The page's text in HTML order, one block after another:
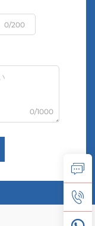
0/200
0/1000